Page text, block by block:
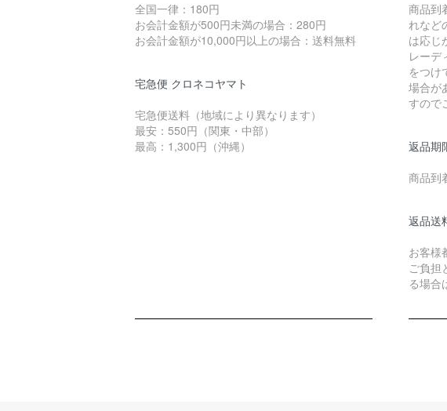
全国一律：180円
お会計金額が500円未満の場合：280円
お会計金額が10,000円以上の場合：送料無料
宅急便 クロネコヤマト
宅急便送料（地域により異なります）
最安：550円（関東・中部）
最高：1,300円（沖縄）
商品到
れなど
は応じ
レーデ
をつけ
場合が
すので
返品期
商品到
返品送
お客様
ご負担
る場合